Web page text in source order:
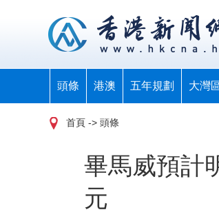
頭條 港澳 五年規劃 大灣
首頁 -> 頭條
畢馬威預計
元